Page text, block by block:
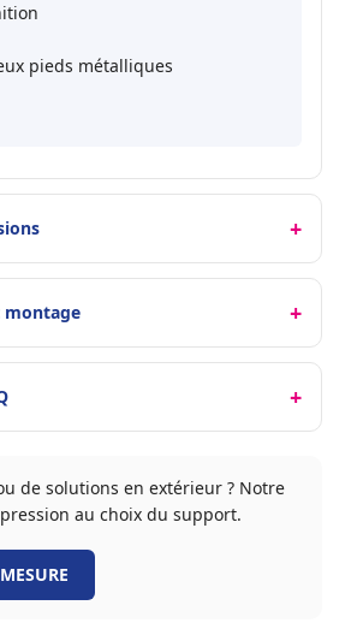
pieds métalliques
montage
de solutions en extérieur ? Notre
au choix du support.